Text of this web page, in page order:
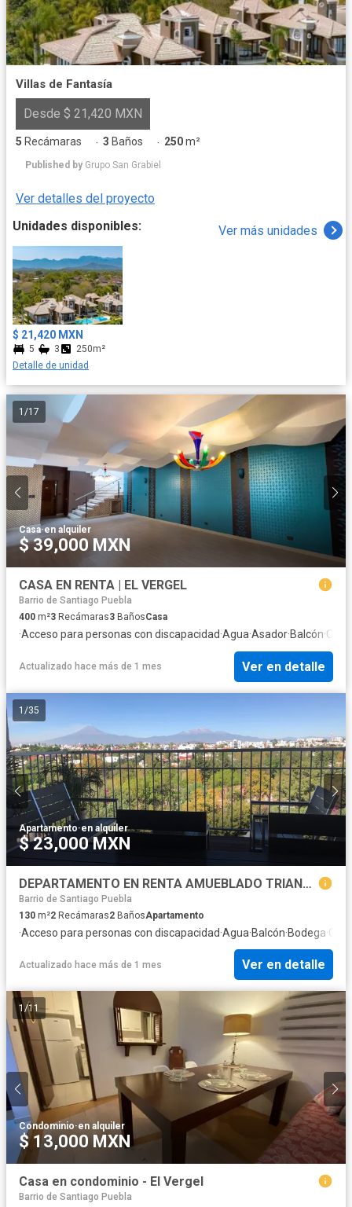
Villas de Fantasía
Desde $ 21,420 MXN
5 Recámaras · 3 Baños · 250m²
Published by Grupo San Grabiel
Ver detalles del proyecto
Unidades disponibles:
Ver más unidades
$ 21,420 MXN
5 3
250m²
Detalle de unidad
1 /17
Casa·en alquiler
$ 39,000 MXN
CASA EN RENTA | EL VERGEL
Barrio de Santiago Puebla
400 m²3 Recámaras3 BañosCasa
·Acceso para personas con discapacidad·Agua·Asador·Balcón·
Actualizado hace más de 1 mes Ver en detalle
1 /35
Apartamento·en alquiler
$ 23,000 MXN
DEPARTAMENTO EN RENTA AMUEBLADO TRIANGULO LAS ANIMAS PUEBLA
Barrio de Santiago Puebla
130 m²2 Recámaras2 BañosApartamento
·Acceso para personas con discapacidad·Agua·Balcón·Bodega·
Actualizado hace más de 1 mes Ver en detalle
1/11
Condominio·en alquiler
$ 13,000 MXN
Casa en condominio - El Vergel
Barrio de Santiago Puebla